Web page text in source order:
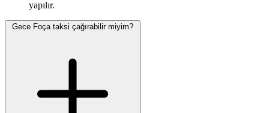
yapılır.
Gece Foça taksi çağırabilir miyim?